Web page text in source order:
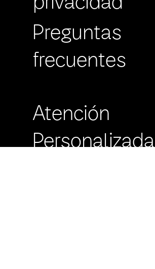
Preguntas
frecuentes
Atención
Personalizada